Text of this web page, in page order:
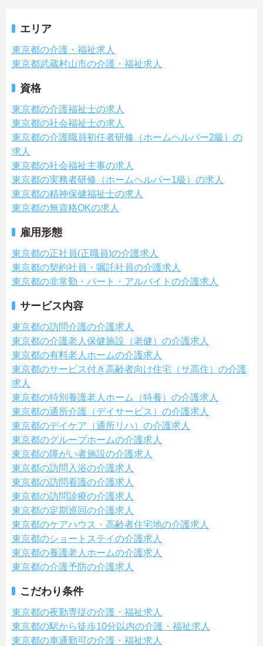
エリア
東京都の介護・福祉求人
東京都武蔵村山市の介護・福祉求人
資格
東京都の介護福祉士の求人
東京都の社会福祉士の求人
東京都の介護職員初任者研修（ホームヘルパー2級）の
求人
東京都の社会福祉主事の求人
東京都の実務者研修（ホームヘルパー1級）の求人
東京都の精神保健福祉士の求人
東京都の無資格OKの求人
雇用形態
東京都の正社員(正職員)の介護求人
東京都の契約社員・嘱託社員の介護求人
東京都の非常勤・パート・アルバイトの介護求人
サービス内容
東京都の訪問介護の介護求人
東京都の介護老人保健施設（老健）の介護求人
東京都の有料老人ホームの介護求人
東京都のサービス付き高齢者向け住宅（サ高住）の介護
求人
東京都の特別養護老人ホーム（特養）の介護求人
東京都の通所介護（デイサービス）の介護求人
東京都のデイケア（通所リハ）の介護求人
東京都のグループホームの介護求人
東京都の障がい者施設の介護求人
東京都の訪問入浴の介護求人
東京都の訪問看護の介護求人
東京都の訪問診療の介護求人
東京都の定期巡回の介護求人
東京都のケアハウス・高齢者住宅地の介護求人
東京都のショートステイの介護求人
東京都の養護老人ホームの介護求人
東京都の介護予防の介護求人
こだわり条件
東京都の夜勤専従の介護・福祉求人
東京都の駅から徒歩10分以内の介護・福祉求人
東京都の車通勤可の介護・福祉求人